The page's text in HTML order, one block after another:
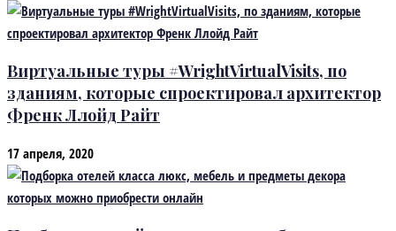
Виртуальные туры #WrightVirtualVisits, по
зданиям, которые спроектировал архитектор
Френк Ллойд Райт
17 апреля, 2020